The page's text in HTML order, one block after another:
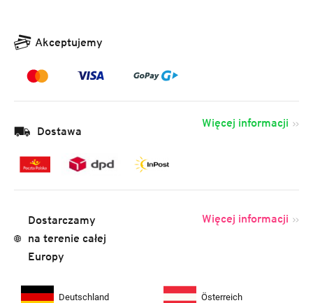
Akceptujemy
Dostawa
Więcej informacji
Dostarczamy
na terenie całej
Europy
Więcej informacji
Deutschland Österreich